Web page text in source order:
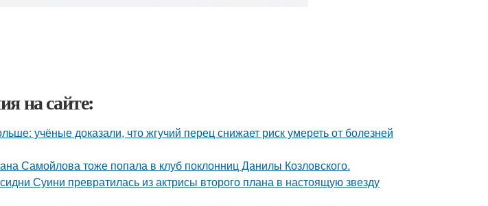
на сайте:
учёные доказали, что жгучий перец снижает риск умереть от болезней
Самойлова тоже попала в клуб поклонниц Данилы Козловского.
Суини превратилась из актрисы второго плана в настоящую звезду